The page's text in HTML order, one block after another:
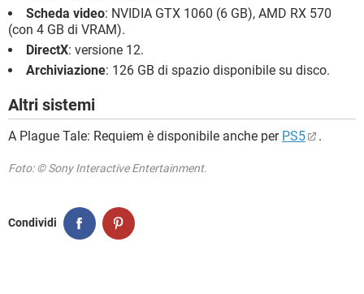
Scheda video: NVIDIA GTX 1060 (6 GB), AMD RX 570
(con 4 GB di VRAM).
DirectX: versione 12.
Archiviazione: 126 GB di spazio disponibile su disco.
Altri sistemi
A Plague Tale: Requiem è disponibile anche per PS5 .
Foto: © Sony Interactive Entertainment.
Condividi